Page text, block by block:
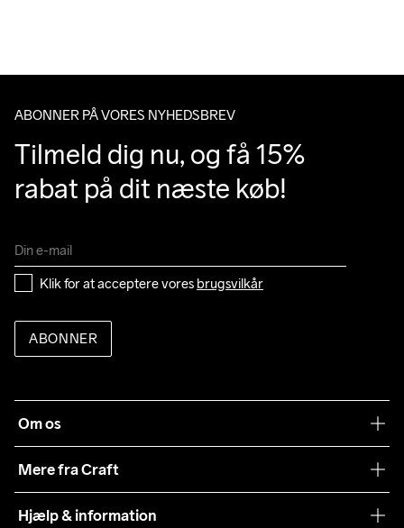
ABONNER PÅ VORES NYHEDSBREV
Tilmeld dig nu, og få 15%
rabat på dit næste køb!
Klik for at acceptere vores brugsvilkår
ABONNER
Om os
Mere fra Craft
Hjælp & information